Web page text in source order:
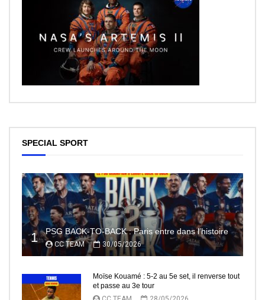
SPECIAL SPORT
1 PSG BACK-TO-BACK : Paris entre dans l’histoire
CC TEAM 30/05/2026
Moïse Kouamé : 5-2 au 5e set, il renverse tout
et passe au 3e tour